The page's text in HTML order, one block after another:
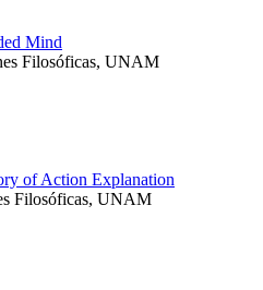
Mind
Filosóficas, UNAM
of Action Explanation
Filosóficas, UNAM